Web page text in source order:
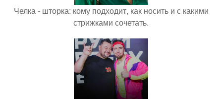
Челка - шторка: кому подходит, как носить и с какими
стрижками сочетать.